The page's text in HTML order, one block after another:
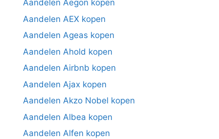
Aandelen Aegon kopen
Aandelen AEX kopen
Aandelen Ageas kopen
Aandelen Ahold kopen
Aandelen Airbnb kopen
Aandelen Ajax kopen
Aandelen Akzo Nobel kopen
Aandelen Albea kopen
Aandelen Alfen kopen